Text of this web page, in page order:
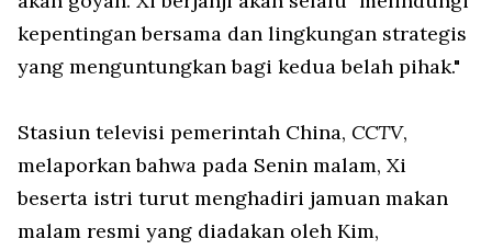
kepentingan bersama dan lingkungan strategis
yang menguntungkan bagi kedua belah pihak."
Stasiun televisi pemerintah China, CCTV,
melaporkan bahwa pada Senin malam, Xi
beserta istri turut menghadiri jamuan makan
malam resmi yang diadakan oleh Kim,